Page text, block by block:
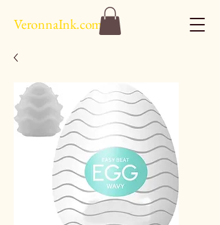
VeronnaInk.com